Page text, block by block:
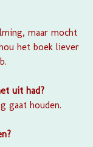
maar mocht
het boek liever
uit had?
gaat houden.